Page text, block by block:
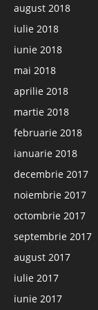
august 2018
iulie 2018
iunie 2018
mai 2018
aprilie 2018
martie 2018
februarie 2018
ianuarie 2018
decembrie 2017
noiembrie 2017
octombrie 2017
septembrie 2017
august 2017
iulie 2017
iunie 2017